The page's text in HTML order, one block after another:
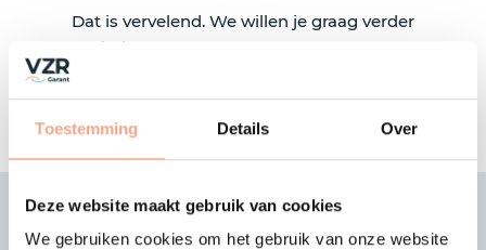
Toestemming Details Over
Deze website maakt gebruik van cookies
We gebruiken cookies om het gebruik van onze website
Dat is vervelend. We willen je graag verder
helpen. Neem contact met ons op.
Contact
Laatste nieuws